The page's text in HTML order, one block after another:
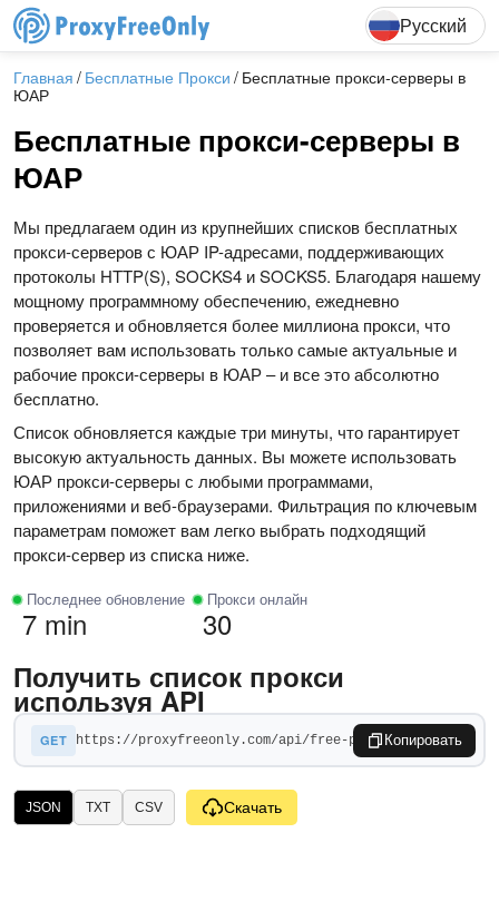
EnglishDeutsch
Русский
Главная Бесплатные Прокси Бесплатные прокси-серверы в
ЮАР
Бесплатные прокси-серверы в
ЮАР
Мы предлагаем один из крупнейших списков бесплатных
прокси-серверов с ЮАР IP-адресами, поддерживающих
протоколы HTTP(S), SOCKS4 и SOCKS5. Благодаря нашему
мощному программному обеспечению, ежедневно
проверяется и обновляется более миллиона прокси, что
позволяет вам использовать только самые актуальные и
рабочие прокси-серверы в ЮАР – и все это абсолютно
бесплатно.
Список обновляется каждые три минуты, что гарантирует
высокую актуальность данных. Вы можете использовать
ЮАР прокси-серверы с любыми программами,
приложениями и веб-браузерами. Фильтрация по ключевым
параметрам поможет вам легко выбрать подходящий
прокси-сервер из списка ниже.
Последнее обновление
7 min
Прокси онлайн
30
Получить список прокси
используя API
GET Копировать
JSON TXT CSV Скачать